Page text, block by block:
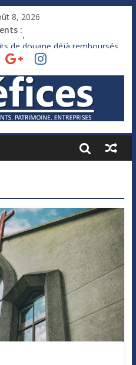
8, 2026
:
par la chaleur
de douane déjà remboursés
sur l’impôt
touche presque rien